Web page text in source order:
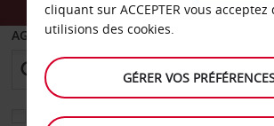
AGENCE DE DÉPART
Sélectionnez une autre agence de
cliquant sur ACCEPTER vous acceptez
utilisions des cookies.
GÉRER VOS